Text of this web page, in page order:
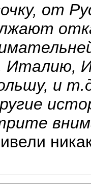
от
Италию,
и